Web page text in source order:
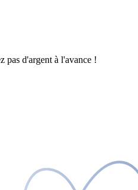
pas d'argent à l'avance !